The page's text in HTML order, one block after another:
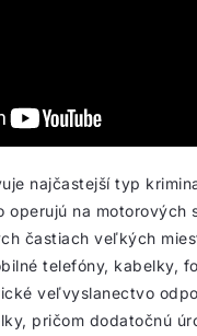
najčastejší typ
operujú na motorových
častiach veľkých
telefóny, kabelky,
veľvyslanectvo
pričom dodatočnú